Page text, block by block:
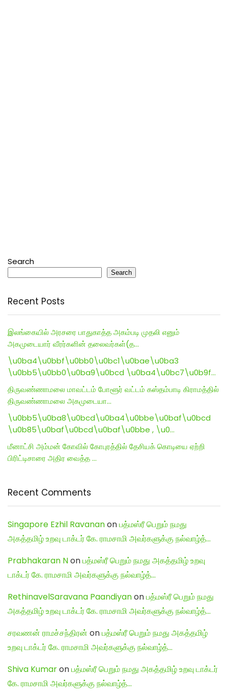
Search
Search
Recent Posts
இலங்கையில் அரசரை பாதுகாத்த அகம்படி முதலி எனும்
அகமுடையார் வீரர்களின் தலைவர்கள்(த…
\u0ba4\u0bbf\u0bb0\u0bc1\u0bae\u0ba3
\u0bb5\u0bb0\u0ba9\u0bcd \u0ba4\u0bc7\u0b9f…
திருவண்ணாமலை மாவட்டம் போளூர் வட்டம் கஸ்தம்பாடி கிராமத்தில்
திருவண்ணாமலை அகமுடையா…
\u0bb5\u0ba8\u0bcd\u0ba4\u0bbe\u0baf\u0bcd
\u0b85\u0baf\u0bcd\u0baf\u0bbe , \u0…
மீனாட்சி அம்மன் கோவில் கோபுரத்தில் தேசியக் கொடியை ஏற்றி
பிரிட்டிசாரை அதிர வைத்த …
Recent Comments
Singapore Ezhil Ravananonபத்மஸ்ரீ பெறும் நமது
அகத்தமிழ் உறவு டாக்டர் கே. ராமசாமி அவர்களுக்கு நல்வாழ்த்…
Prabhakaran Nonபத்மஸ்ரீ பெறும் நமது அகத்தமிழ் உறவு
டாக்டர் கே. ராமசாமி அவர்களுக்கு நல்வாழ்த்…
RethinavelSaravana Paandiyanonபத்மஸ்ரீ பெறும் நமது
அகத்தமிழ் உறவு டாக்டர் கே. ராமசாமி அவர்களுக்கு நல்வாழ்த்…
சரவணன் ராமச்சந்திரன் onபத்மஸ்ரீ பெறும் நமது அகத்தமிழ்
உறவு டாக்டர் கே. ராமசாமி அவர்களுக்கு நல்வாழ்த்…
Shiva Kumaronபத்மஸ்ரீ பெறும் நமது அகத்தமிழ் உறவு டாக்டர்
கே. ராமசாமி அவர்களுக்கு நல்வாழ்த்…